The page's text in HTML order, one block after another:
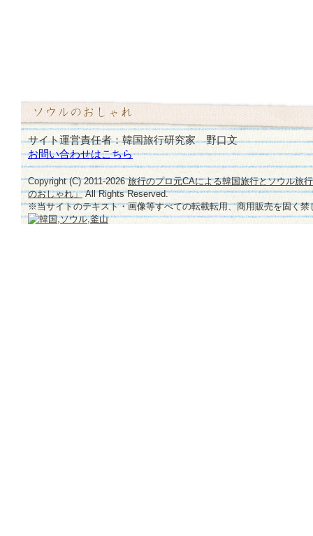
サイト運営責任者：韓国旅行研究家 野口文
お問い合わせはこちら
Copyright (C) 2011-2026旅行のプロ元CAによる韓国旅行とソウル旅
のおしゃれ」All Rights Reserved.
※当サイトのテキスト・画像等すべての転載転用、商用販売を固く禁